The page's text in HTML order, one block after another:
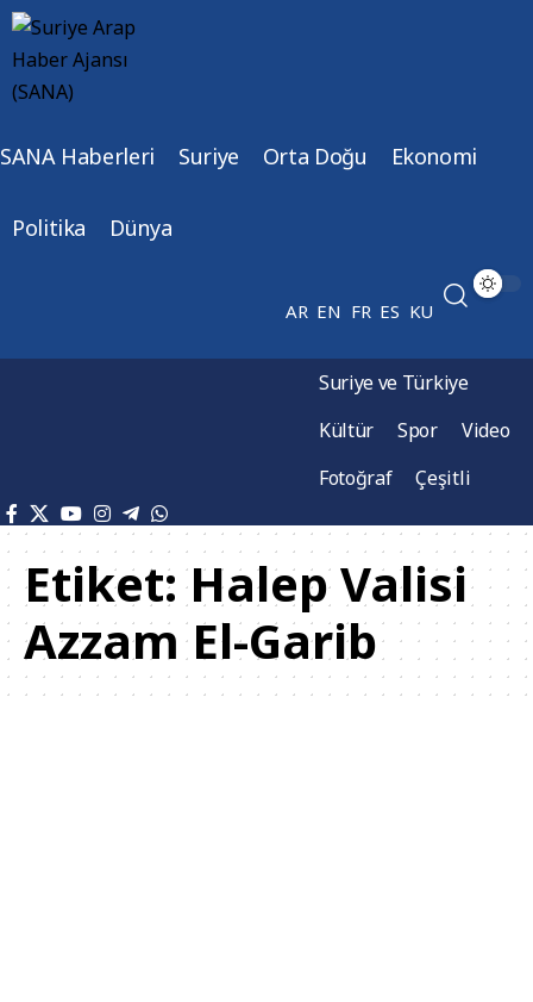
SANA Haberleri Suriye Orta Doğu Ekonomi
Politika Dünya
AR EN FR ES KU
Suriye ve Türkiye
Kültür
Spor
Video
Fotoğraf
Çeşitli
Etiket:Halep Valisi
Azzam El-Garib